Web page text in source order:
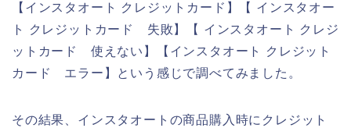
【インスタオート クレジットカード】【 インスタオー
ト クレジットカード 失敗】【 インスタオート クレジ
ットカード 使えない】【インスタオート クレジット
カード エラー】という感じで調べてみました。
その結果、インスタオートの商品購入時にクレジット